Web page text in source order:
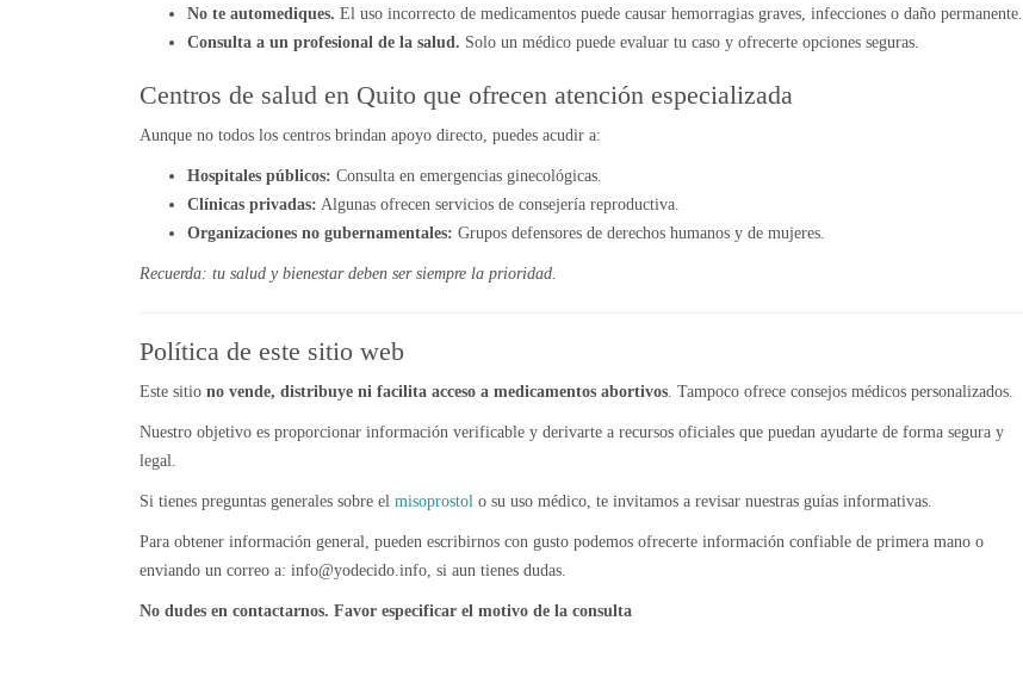
No te automediques. El uso incorrecto de medicamentos puede causar hemorragias graves, infecciones o daño permanente.
Consulta a un profesional de la salud. Solo un médico puede evaluar tu caso y ofrecerte opciones seguras.
Centros de salud en Quito que ofrecen atención especializada
Aunque no todos los centros brindan apoyo directo, puedes acudir a:
Hospitales públicos: Consulta en emergencias ginecológicas.
Clínicas privadas: Algunas ofrecen servicios de consejería reproductiva.
Organizaciones no gubernamentales: Grupos defensores de derechos humanos y de mujeres.
Recuerda: tu salud y bienestar deben ser siempre la prioridad.
Política de este sitio web
Este sitio no vende, distribuye ni facilita acceso a medicamentos abortivos. Tampoco ofrece consejos médicos personalizados.
Nuestro objetivo es proporcionar información verificable y derivarte a recursos oficiales que puedan ayudarte de forma segura y
legal.
Si tienes preguntas generales sobre el misoprostol o su uso médico, te invitamos a revisar nuestras guías informativas.
Para obtener información general, pueden escribirnos con gusto podemos ofrecerte información confiable de primera mano o
enviando un correo a: info@yodecido.info, si aun tienes dudas.
No dudes en contactarnos. Favor especificar el motivo de la consulta